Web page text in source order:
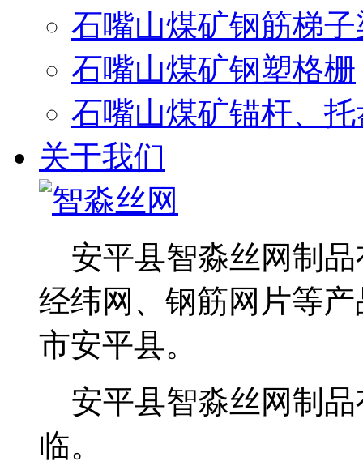
石嘴山煤矿钢筋梯
石嘴山煤矿钢塑格栅
石嘴山煤矿锚杆、托
关于我们
安平县智淼丝网制品
经纬网、钢筋网片等
市安平县。
安平县智淼丝网制品
临。